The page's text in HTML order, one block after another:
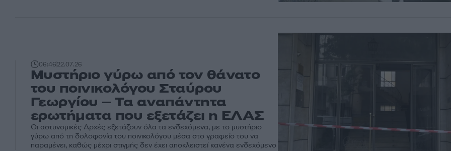
06:4622.07.26
Μυστήριο γύρω από τον θάνατο
του ποινικολόγου Σταύρου
Γεωργίου – Τα αναπάντητα
ερωτήματα που εξετάζει η ΕΛΑΣ
Οι αστυνομικές Αρχές εξετάζουν όλα τα ενδεχόμενα, με το μυστήριο
γύρω από τη δολοφονία του ποινικολόγου μέσα στο γραφείο του να
παραμένει, καθώς μέχρι στιγμής δεν έχει αποκλειστεί κανένα ενδεχόμενο